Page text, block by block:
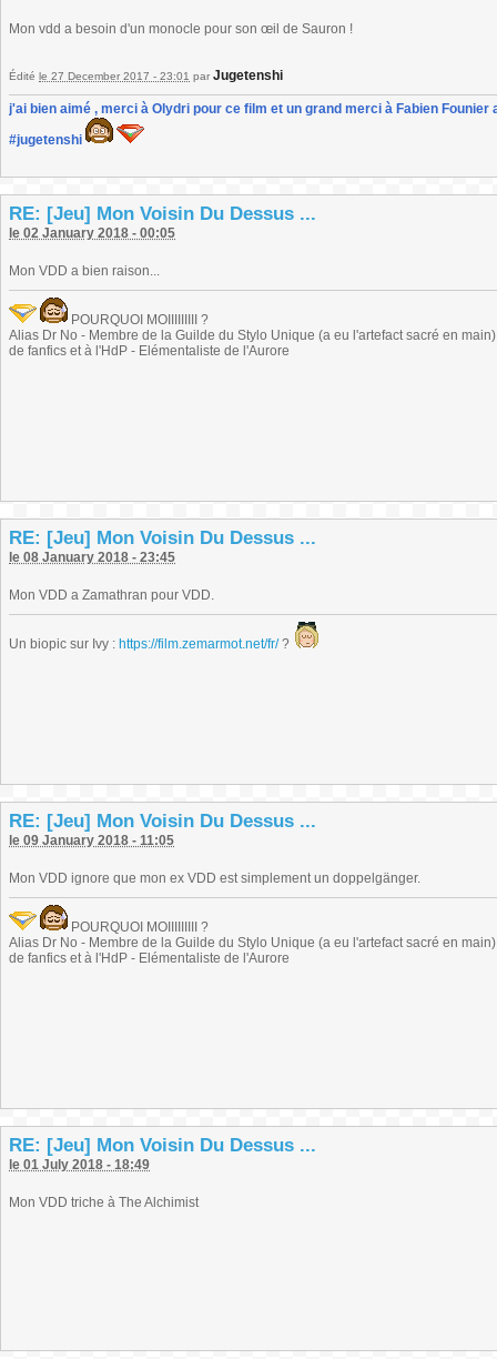
Mon vdd a besoin d'un monocle pour son œil de Sauron !
Édité le 27 December 2017 - 23:01 par Jugetenshi
j'ai bien aimé , merci à Olydri pour ce film et un grand merci à Fabien
#jugetenshi
RE: [Jeu] Mon Voisin Du Dessus ...
le 02 January 2018 - 00:05
Mon VDD a bien raison...
POURQUOI MOIIIIIIIII ?
Alias Dr No - Membre de la Guilde du Stylo Unique (a eu l'artefact sacré en
de fanfics et à l'HdP - Elémentaliste de l'Aurore
RE: [Jeu] Mon Voisin Du Dessus ...
le 08 January 2018 - 23:45
Mon VDD a Zamathran pour VDD.
Un biopic sur Ivy : https://film.zemarmot.net/fr/?
RE: [Jeu] Mon Voisin Du Dessus ...
le 09 January 2018 - 11:05
Mon VDD ignore que mon ex VDD est simplement un doppelgänger.
POURQUOI MOIIIIIIIII ?
Alias Dr No - Membre de la Guilde du Stylo Unique (a eu l'artefact sacré en
de fanfics et à l'HdP - Elémentaliste de l'Aurore
RE: [Jeu] Mon Voisin Du Dessus ...
le 01 July 2018 - 18:49
Mon VDD triche à The Alchimist